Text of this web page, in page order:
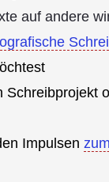
auf andere
Impulsen